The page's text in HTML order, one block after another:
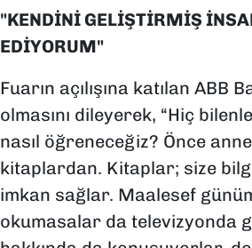
"KENDİNİ GELİŞTİRMİŞ
EDİYORUM"
Fuarın açılışına katılan ABB
olmasını dileyerek, “Hiç
nasıl öğreneceğiz? Önce
kitaplardan. Kitaplar; size
imkan sağlar. Maalesef
okumasalar da televizyonda